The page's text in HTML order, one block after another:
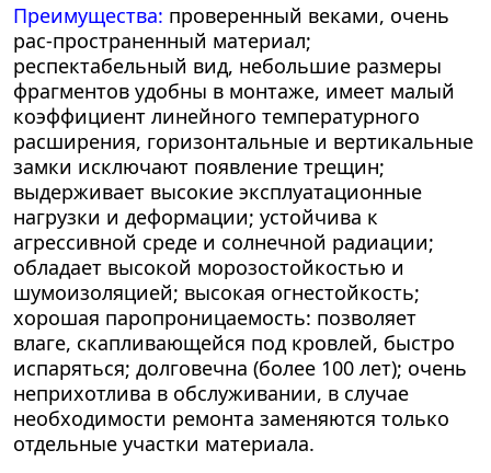
Преимущества: проверенный веками, очень
рас-пространенный материал;
респектабельный вид, небольшие размеры
фрагментов удобны в монтаже, имеет малый
коэффициент линейного температурного
расширения, горизонтальные и вертикальные
замки исключают появление трещин;
выдерживает высокие эксплуатационные
нагрузки и деформации; устойчива к
агрессивной среде и солнечной радиации;
обладает высокой морозостойкостью и
шумоизоляцией; высокая огнестойкость;
хорошая паропроницаемость: позволяет
влаге, скапливающейся под кровлей, быстро
испаряться; долговечна (более 100 лет); очень
неприхотлива в обслуживании, в случае
необходимости ремонта заменяются только
отдельные участки материала.